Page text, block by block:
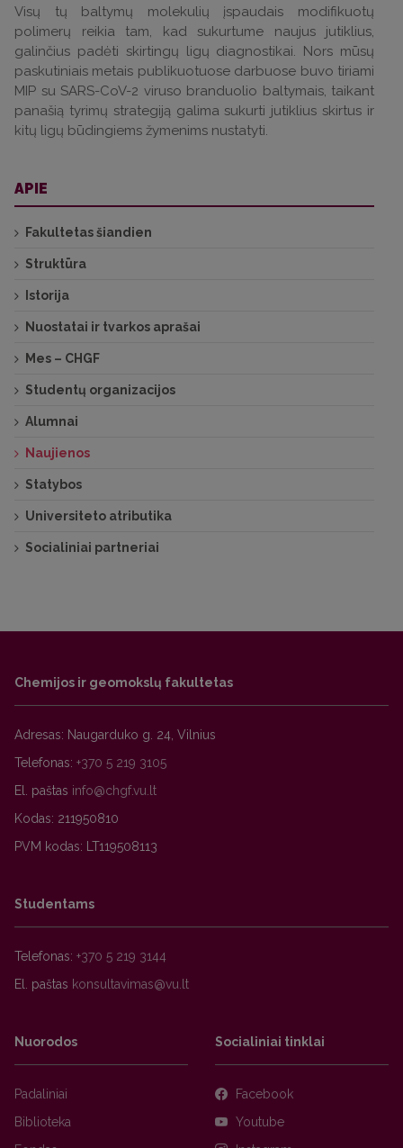
Visų tų baltymų molekulių įspaudais modifikuotų
polimerų reikia tam, kad sukurtume naujus jutiklius,
galinčius padėti skirtingų ligų diagnostikai. Nors mūsų
paskutiniais metais publikuotuose darbuose buvo tiriami
MIP su SARS-CoV-2 viruso branduolio baltymais, taikant
panašią tyrimų strategiją galima sukurti jutiklius skirtus ir
kitų ligų būdingiems žymenims nustatyti.
APIE
Fakultetas šiandien
Struktūra
Istorija
Nuostatai ir tvarkos aprašai
Mes – CHGF
Studentų organizacijos
Alumnai
Naujienos
Statybos
Universiteto atributika
Socialiniai partneriai
Chemijos ir geomokslų fakultetas
Adresas: Naugarduko g. 24, Vilnius
Telefonas: +370 5 219 3105
El. paštas
Kodas: 211950810
PVM kodas: LT119508113
Studentams
Telefonas: +370 5 219 3144
El. paštas
Nuorodos
Padaliniai
Biblioteka
Socialiniai tinklai
Facebook
Youtube